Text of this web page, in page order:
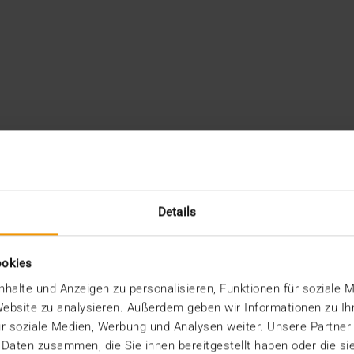
Details
und Anzeigen zu personalisieren, Funktionen für soziale
zu analysieren. Außerdem geben wir Informationen zu
soziale Medien, Werbung und Analysen weiter. Unsere
zusammen, die Sie ihnen bereitgestellt haben oder die